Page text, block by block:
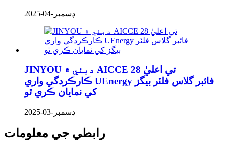
ڊسمبر-04-2025
JINYOU دبئي ۾ AICCE 28 تي اعليٰ
ڪارڪردگي واري UEnergy فائبر گلاس فلٽر بيگز
کي نمايان ڪري ٿو
ڊسمبر-03-2025
رابطي جي معلومات